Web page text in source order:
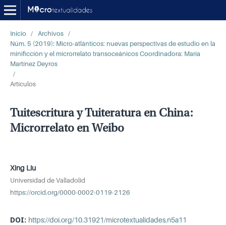
Inicio / Archivos /
Núm. 5 (2019): Micro-atlánticos: nuevas perspectivas de estudio en la
minificción y el microrrelato transoceánicos Coordinadora: María
Martínez Deyros
/
Artículos
Tuitescritura y Tuiteratura en China:
Microrrelato en Weibo
Xing Liu
Universidad de Valladolid
https://orcid.org/0000-0002-0119-2126
DOI: https://doi.org/10.31921/microtextualidades.n5a11